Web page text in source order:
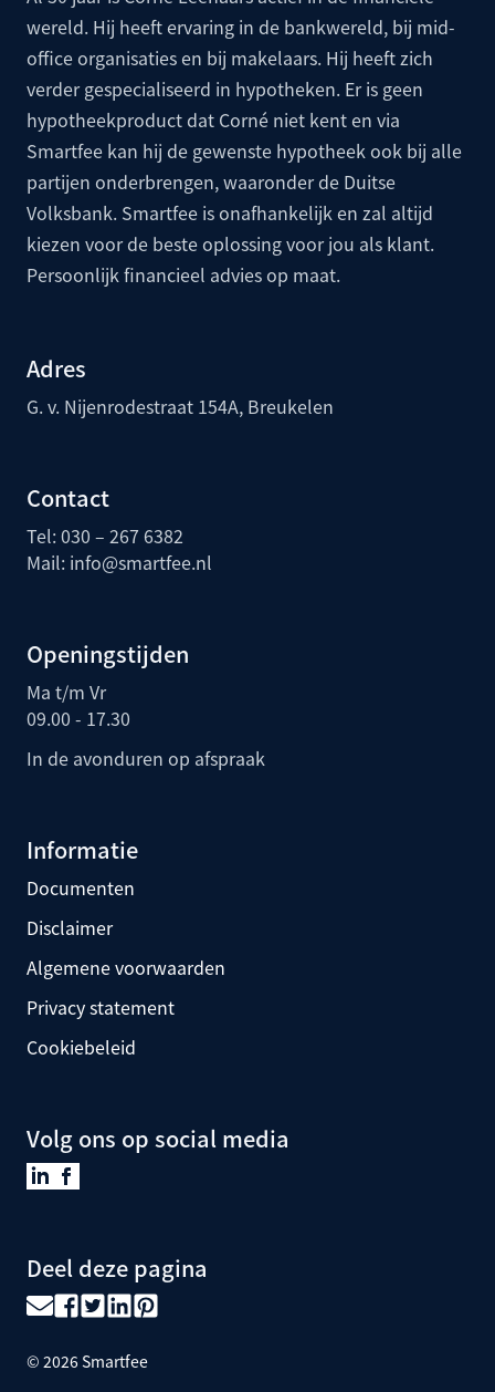
wereld. Hij heeft ervaring in de bankwereld, bij mid-
office organisaties en bij makelaars. Hij heeft zich
verder gespecialiseerd in hypotheken. Er is geen
hypotheekproduct dat Corné niet kent en via
Smartfee kan hij de gewenste hypotheek ook bij alle
partijen onderbrengen, waaronder de Duitse
Volksbank. Smartfee is onafhankelijk en zal altijd
kiezen voor de beste oplossing voor jou als klant.
Persoonlijk financieel advies op maat.
Adres
G. v. Nijenrodestraat 154A, Breukelen
Contact
Tel: 030 – 267 6382
Mail: info@smartfee.nl
Openingstijden
Ma t/m Vr
09.00 - 17.30
In de avonduren op afspraak
Informatie
Documenten
Disclaimer
Algemene voorwaarden
Privacy statement
Cookiebeleid
Volg ons op social media
Deel deze pagina
© 2026 Smartfee